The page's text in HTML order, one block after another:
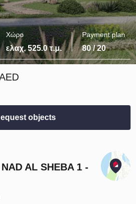
Χώρο
ελαχ. 525.0 τ.μ.
Payment plan
80 / 20
objects
AL SHEBA 1 -